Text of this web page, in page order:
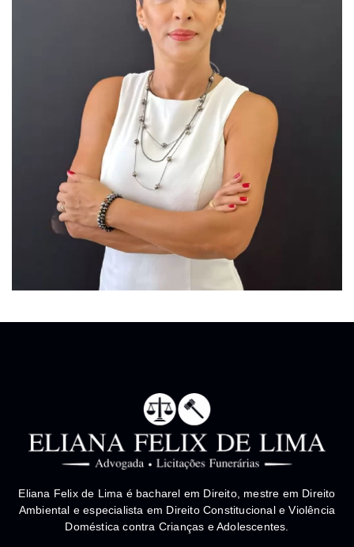
Eliana Felix de Lima é bacharel em Direito, mestre em Direito
Ambiental e especialista em Direito Constitucional e Violência
Doméstica contra Crianças e Adolescentes.